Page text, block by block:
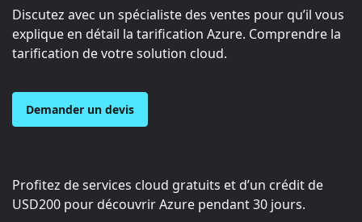
Discutez avec un spécialiste des ventes pour qu’il vous
explique en détail la tarification Azure. Comprendre la
tarification de votre solution cloud.
Demander un devis
Profitez de services cloud gratuits et d’un crédit de
USD200 pour découvrir Azure pendant 30 jours.